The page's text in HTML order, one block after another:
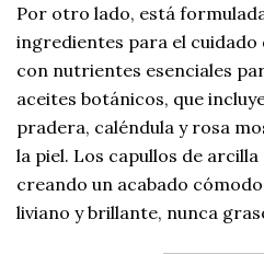
Por otro lado, está
ingredientes para el cuidado
con nutrientes esenciales
aceites botánicos, que
pradera, caléndula y rosa
la piel. Los capullos de
creando un acabado
liviano y brillante, nunca